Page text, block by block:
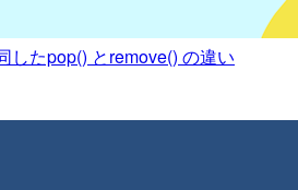
したpop() とremove() の違い